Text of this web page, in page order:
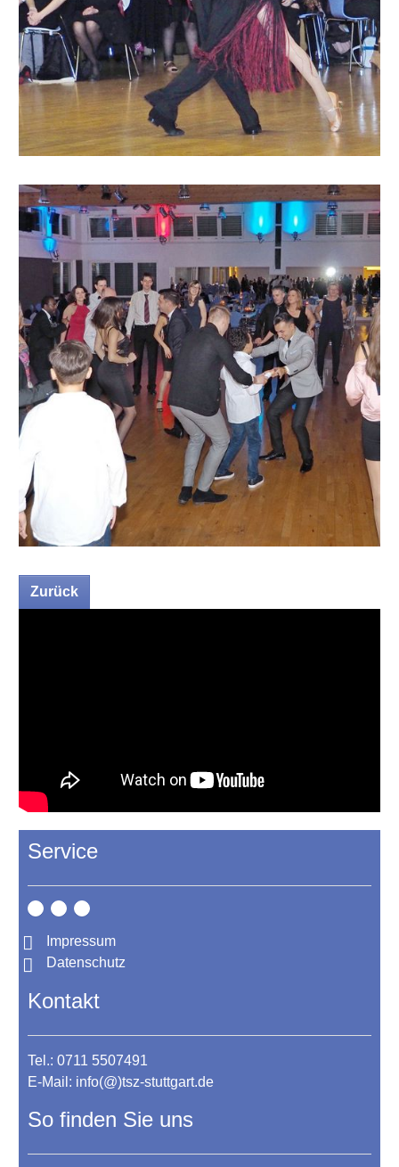
Zurück
Service
Impressum
Datenschutz
Kontakt
Tel.: 0711 5507491
E-Mail: info(@)tsz-stuttgart.de
So finden Sie uns